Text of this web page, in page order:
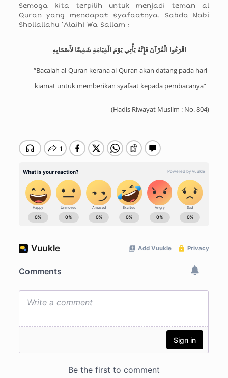
Semoga kita terpilih untuk menjadi teman al
Quran yang mendapat syafaatnya. Sabda Nabi
Shollallahu ‘Alaihi Wa Sallam :
‏ اقْرَءُوا الْقُرْآنَ فَإِنَّهُ يَأْتِي يَوْمَ الْقِيَامَةِ شَفِيعًا لأَصْحَابِهِ
“Bacalah al-Quran kerana al-Quran akan datang pada hari
kiamat untuk memberikan syafaat kepada pembacanya”
(Hadis Riwayat Muslim : No. 804)